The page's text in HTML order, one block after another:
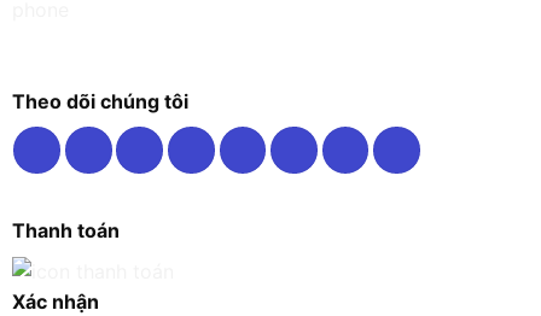
Theo dõi chúng tôi
Thanh toán
Xác nhận